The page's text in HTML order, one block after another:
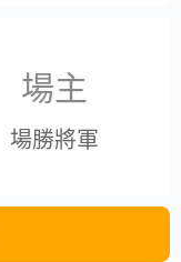
場主
場勝將軍